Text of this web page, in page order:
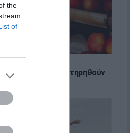
the
of
μπορουν να διατηρηθούν